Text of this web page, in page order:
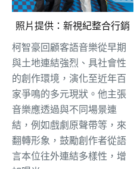
照片提供：新視紀整合行銷
柯智豪回顧客語音樂從早期
與土地連結強烈、具社會性
的創作環境，演化至近年百
家爭鳴的多元現狀。他主張
音樂應透過與不同場景連
結，例如戲劇原聲帶等，來
翻轉形象，鼓勵創作者從語
言本位往外連結多樣性，增